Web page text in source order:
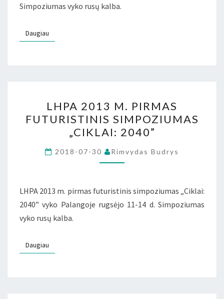
Simpoziumas vyko rusų kalba.
Daugiau
2013
M.
PIRMAS
FUTURISTINIS
SIMPOZIUMAS
2040”
LHPA 2013 M. PIRMAS
FUTURISTINIS SIMPOZIUMAS
„CIKLAI: 2040”
2018-07-30 Rimvydas Budrys
LHPA 2013 m. pirmas futuristinis simpoziumas „Ciklai:
2040” vyko Palangoje rugsėjo 11-14 d. Simpoziumas
vyko rusų kalba.
Daugiau